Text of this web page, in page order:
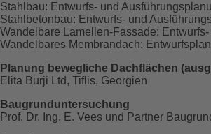
Stahlbau: Entwurfs- und
Stahlbetonbau: Entwurfs- und
Wandelbare Lamellen-Fassade:
Wandelbares Membrandach:
Planung bewegliche Dachflächen
Elita Burji Ltd, Tiflis, Georgien
Baugrunduntersuchung
Prof. Dr. Ing. E. Vees und Partner